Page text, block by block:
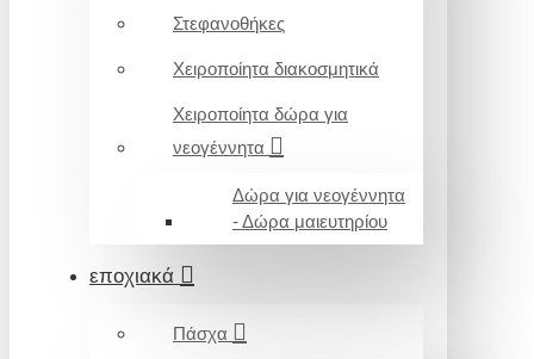
Στεφανοθήκες
Χειροποίητα διακοσμητικά
Χειροποίητα δώρα για
νεογέννητα
Δώρα για νεογέννητα
- Δώρα μαιευτηρίου
εποχιακά
Πάσχα